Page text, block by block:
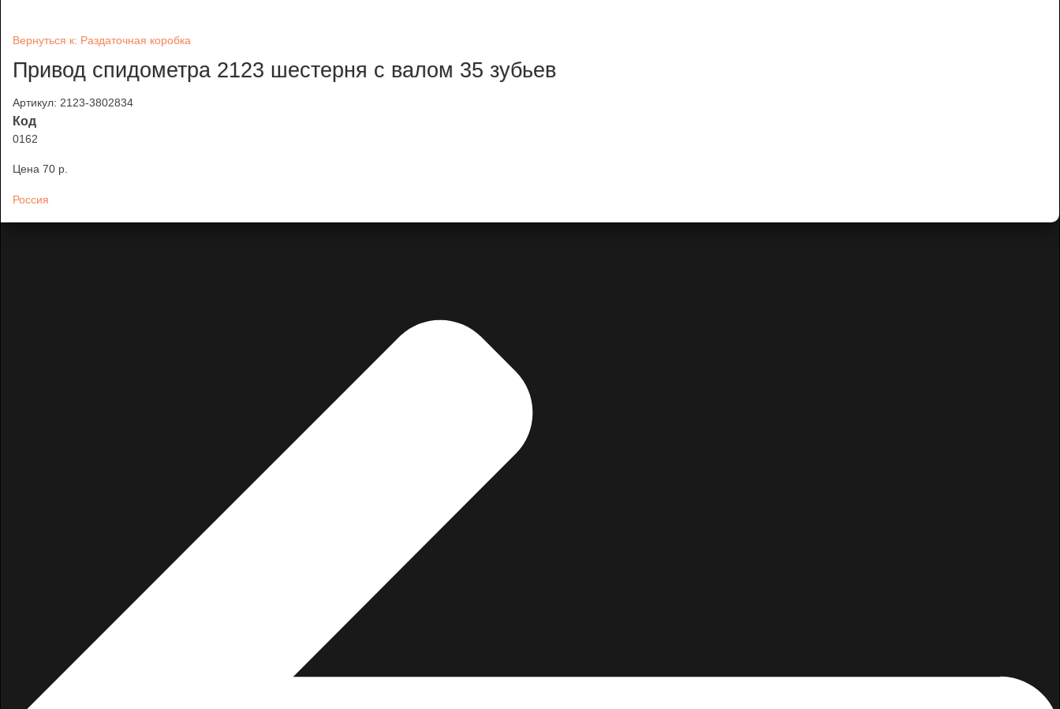
Вернуться к: Раздаточная коробка
Привод спидометра 2123 шестерня с валом 35 зубьев
Артикул: 2123-3802834
Код
0162
Цена 70 p.
Россия